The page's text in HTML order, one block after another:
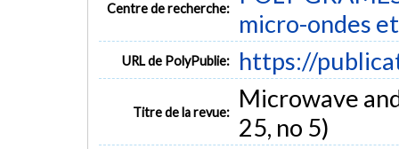
Centre de recherche:
micro-ondes
URL de PolyPublie: https://
Titre de la revue:
Microwave
25, no 5)